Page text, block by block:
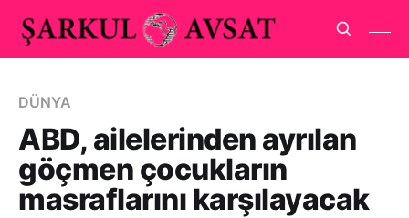
DÜNYA
ABD, ailelerinden ayrılan
göçmen çocukların
masraflarını karşılayacak